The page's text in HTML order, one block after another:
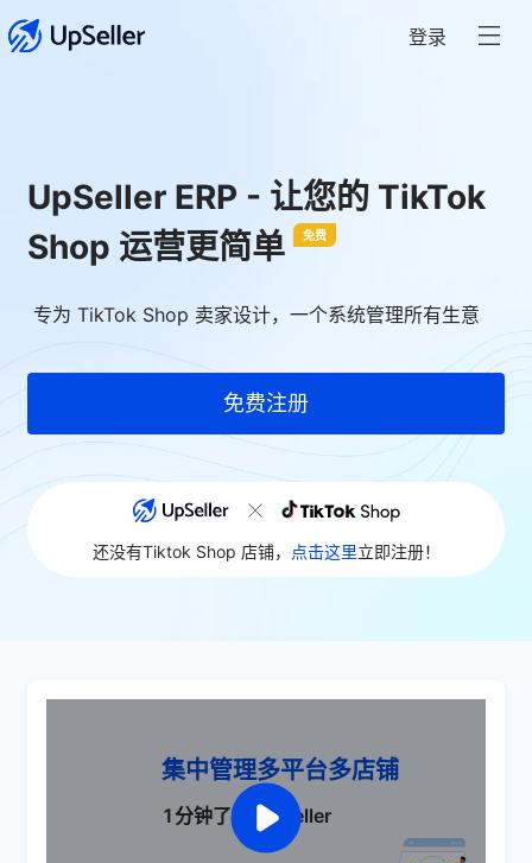
登录
UpSeller ERP - 让您的 TikTok
Shop 运营更简单
免费
专为 TikTok Shop 卖家设计，一个系统管理所有生意
免费注册
还没有Tiktok Shop 店铺， 点击这里立即注册！
集中管理多平台多店铺
1分钟了解 UpSeller